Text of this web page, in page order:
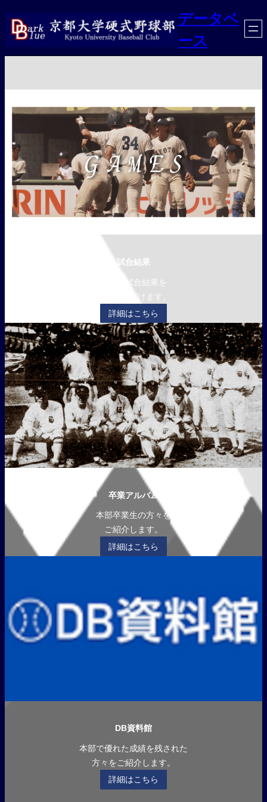
ス
データベ
ース
試合結果
過去の試合結果を
ご覧いただけます。
詳細はこちら
卒業アルバム
本部卒業生の方々を
ご紹介します。
詳細はこちら
DB資料館
本部で優れた成績を残された
方々をご紹介します。
詳細はこちら